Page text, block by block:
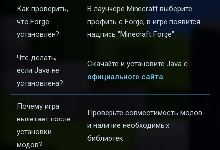
Как проверить,
что Forge
установлен?
В лаунчере Minecraft выберите
профиль с Forge, в игре появится
надпись "Minecraft Forge"
Что делать,
если Java не
установлена?
Скачайте и установите Java с
официального сайта
Почему игра
вылетает после
установки
модов?
Проверьте совместимость модов
и наличие необходимых
библиотек